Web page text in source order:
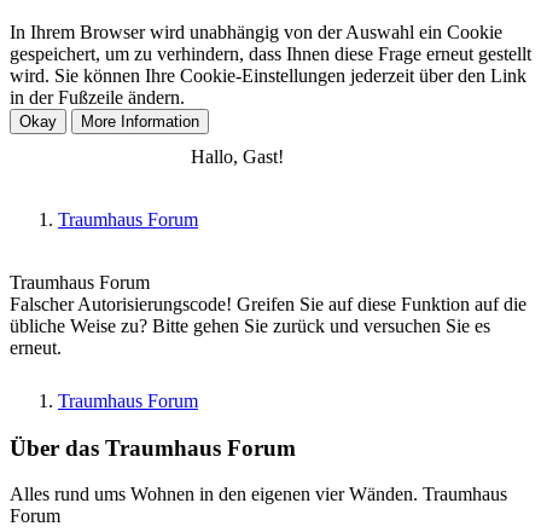
In Ihrem Browser wird unabhängig von der Auswahl ein Cookie
gespeichert, um zu verhindern, dass Ihnen diese Frage erneut gestellt
wird. Sie können Ihre Cookie-Einstellungen jederzeit über den Link
in der Fußzeile ändern.
Hallo, Gast!
Traumhaus Forum
Traumhaus Forum
Falscher Autorisierungscode! Greifen Sie auf diese Funktion auf die
übliche Weise zu? Bitte gehen Sie zurück und versuchen Sie es
erneut.
Traumhaus Forum
Über das Traumhaus Forum
Alles rund ums Wohnen in den eigenen vier Wänden. Traumhaus
Forum